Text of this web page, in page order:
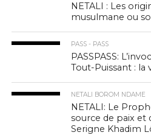
NETALI : Les
musulmane ou
PASS - PASS
PASSPASS:
Tout-Puissant : la
NETALI BOROM NDAME
NETALI: Le
source de paix et
Serigne Khadim